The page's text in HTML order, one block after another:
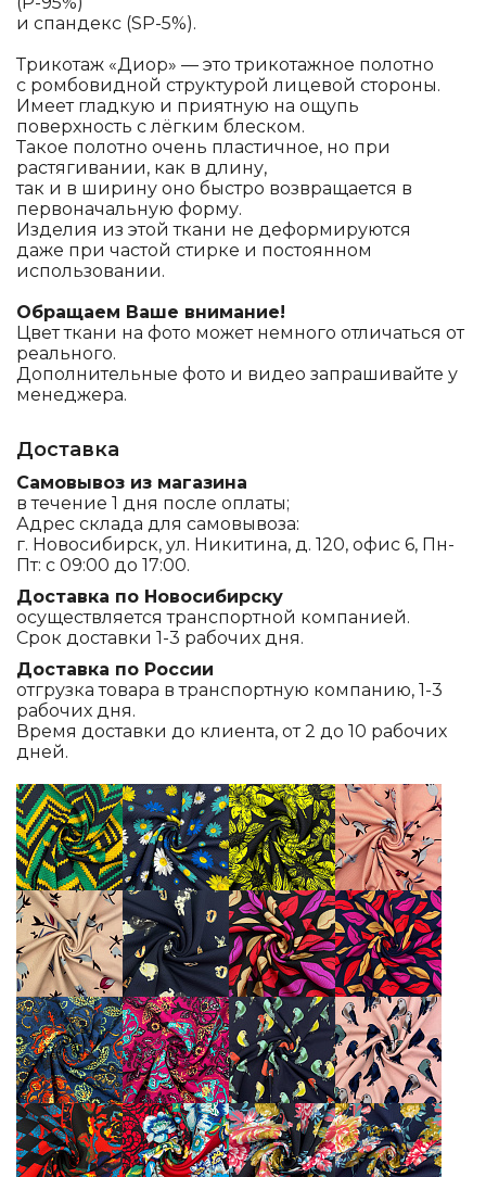
и спандекс (SP-5%).
Трикотаж «Диор» — это трикотажное полотно
с ромбовидной структурой лицевой стороны.
Имеет гладкую и приятную на ощупь
поверхность с лёгким блеском.
Такое полотно очень пластичное, но при
растягивании, как в длину,
так и в ширину оно быстро возвращается в
первоначальную форму.
Изделия из этой ткани не деформируются
даже при частой стирке и постоянном
использовании.
Обращаем Ваше внимание!
Цвет ткани на фото может немного отличаться от
реального.
Дополнительные фото и видео запрашивайте у
менеджера.
Доставка
Самовывоз из магазина
в течение 1 дня после оплаты;
Адрес склада для самовывоза:
г. Новосибирск, ул. Никитина, д. 120, офис 6, Пн-
Пт: с 09:00 до 17:00.
Доставка по Новосибирску
осуществляется транспортной компанией.
Срок доставки 1-3 рабочих дня.
Доставка по России
отгрузка товара в транспортную компанию, 1-3
рабочих дня.
Время доставки до клиента, от 2 до 10 рабочих
дней.